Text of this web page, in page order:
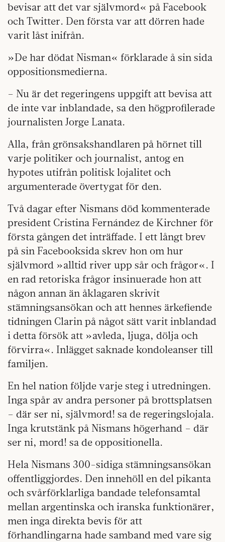
bevisar att det var självmord« på Facebook
och Twitter. Den första var att dörren hade
varit låst inifrån.
»De har dödat Nisman« förklarade å sin sida
oppositionsmedierna.
– Nu är det regeringens uppgift att bevisa att
de inte var inblandade, sa den högprofilerade
journalisten Jorge Lanata.
Alla, från grönsakshandlaren på hörnet till
varje politiker och journalist, antog en
hypotes utifrån politisk lojalitet och
argumenterade övertygat för den.
Två dagar efter Nismans död kommenterade
president Cristina Fernández de Kirchner för
första gången det inträffade. I ett långt brev
på sin Facebooksida skrev hon om hur
självmord »alltid river upp sår och frågor«. I
en rad retoriska frågor insinuerade hon att
någon annan än åklagaren skrivit
stämningsansökan och att hennes ärkefiende
tidningen Clarin på något sätt varit inblandad
i detta försök att »avleda, ljuga, dölja och
förvirra«. Inlägget saknade kondoleanser till
familjen.
En hel nation följde varje steg i utredningen.
Inga spår av andra personer på brottsplatsen
– där ser ni, självmord! sa de regeringslojala.
Inga krutstänk på Nismans högerhand – där
ser ni, mord! sa de oppositionella.
Hela Nismans 300-sidiga stämningsansökan
offentliggjordes. Den innehöll en del pikanta
och svårförklarliga bandade telefonsamtal
mellan argentinska och iranska funktionärer,
men inga direkta bevis för att
förhandlingarna hade samband med vare sig